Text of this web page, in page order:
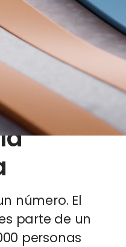
que
inicio
en el
número. El
parte de un
personas